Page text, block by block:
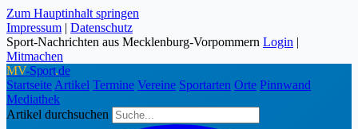
Zum Hauptinhalt springen
Impressum | Datenschutz
Sport-Nachrichten aus Mecklenburg-Vorpommern Login |
Mitmachen
MV-Sport.de
Startseite Artikel Termine Vereine Sportarten Orte Pinnwand
Mediathek
Artikel durchsuchen